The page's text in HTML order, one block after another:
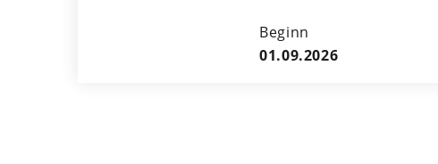
Beginn
01.09.2026